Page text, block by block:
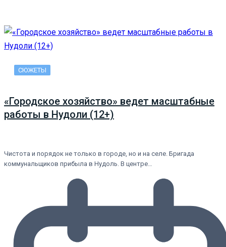
СЮЖЕТЫ
«Городское хозяйство» ведет масштабные
работы в Нудоли (12+)
Чистота и порядок не только в городе, но и на селе. Бригада
коммунальщиков прибыла в Нудоль. В центре…